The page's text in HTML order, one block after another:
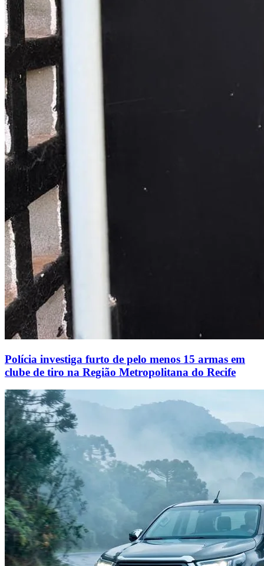
Polícia investiga furto de pelo menos 15 armas em
clube de tiro na Região Metropolitana do Recife